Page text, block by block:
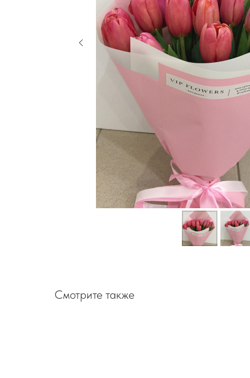
Смотрите также